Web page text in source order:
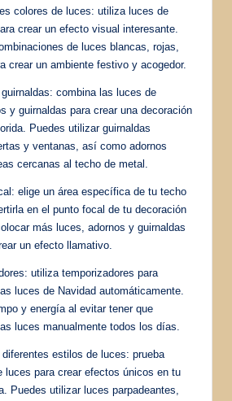
colores de luces: utiliza luces de
crear un efecto visual interesante.
de luces blancas, rojas,
crear un ambiente festivo y acogedor.
combina las luces de
y guirnaldas para crear una decoración
Puedes utilizar guirnaldas
y ventanas, así como adornos
cercanas al techo de metal.
elige un área específica de tu techo
en el punto focal de tu decoración
más luces, adornos y guirnaldas
un efecto llamativo.
utiliza temporizadores para
luces de Navidad automáticamente.
y energía al evitar tener que
luces manualmente todos los días.
estilos de luces: prueba
luces para crear efectos únicos en tu
Puedes utilizar luces parpadeantes,